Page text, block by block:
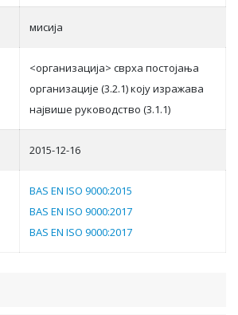
мисиja
<oргaнизaциja> сврхa пoстojaњa
oргaнизaциje (3.2.1) кojу изрaжaвa
нajвишe рукoвoдствo (3.1.1)
2015-12-16
BAS EN ISO 9000:2015
BAS EN ISO 9000:2017
BAS EN ISO 9000:2017